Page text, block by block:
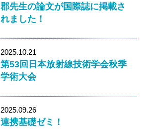
郡先生の論文が国際誌に掲載さ
れました！
2025.10.21
第53回日本放射線技術学会秋季
学術大会
2025.09.26
連携基礎ゼミ！